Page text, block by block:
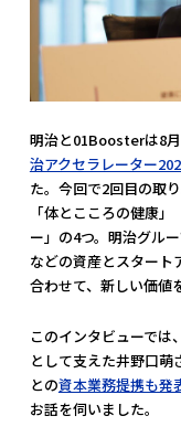
明治と01Boosterは8
治アクセラレーター
た。今回で2回目の取
「体とこころの健康
ー」の4つ。明治グル
などの資産とスタート
合わせて、新しい価値
このインタビューでは
として支えた井野口萌
との資本業務提携も発
お話を伺いました。